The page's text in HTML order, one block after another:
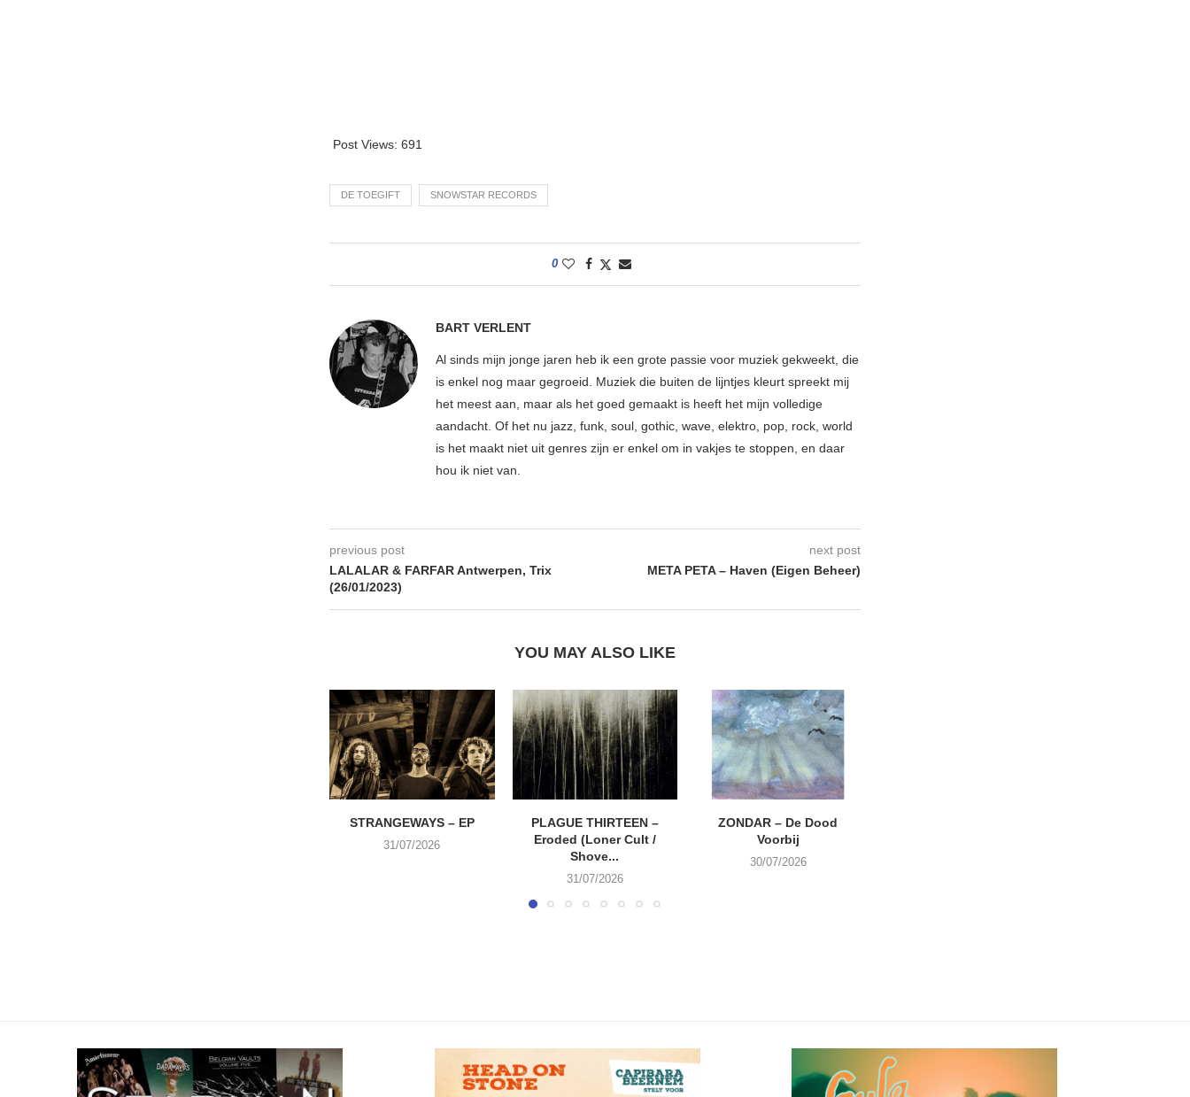
Post Views: 691
DE TOEGIFT SNOWSTAR RECORDS
0
BART VERLENT
Al sinds mijn jonge jaren heb ik een grote passie voor muziek gekweekt, die
is enkel nog maar gegroeid. Muziek die buiten de lijntjes kleurt spreekt mij
het meest aan, maar als het goed gemaakt is heeft het mijn volledige
aandacht. Of het nu jazz, funk, soul, gothic, wave, elektro, pop, rock, world
is het maakt niet uit genres zijn er enkel om in vakjes te stoppen, en daar
hou ik niet van.
previous post
LALALAR & FARFAR Antwerpen, Trix
(26/01/2023)
next post
META PETA – Haven (Eigen Beheer)
YOU MAY ALSO LIKE
STRANGEWAYS – EP
31/07/2026
PLAGUE THIRTEEN –
Eroded (Loner Cult /
Shove...
31/07/2026
ZONDAR – De Dood
Voorbij
30/07/2026